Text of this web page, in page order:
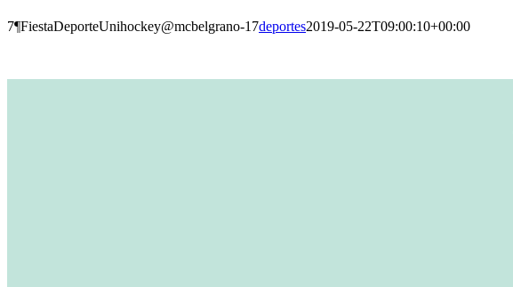
7¶FiestaDeporteUnihockey@mcbelgrano-17deportes2019-05-22T09:00:10+00:00